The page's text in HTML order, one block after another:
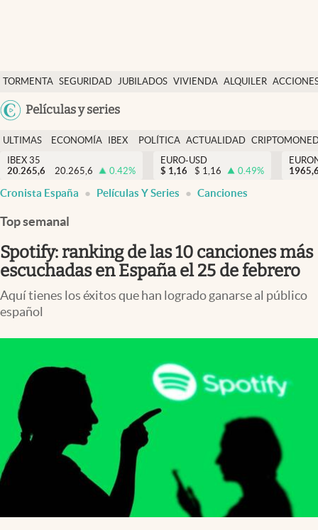
TORMENTA SEGURIDAD JUBILADOS VIVIENDA ALQUILER
USA
Películas y series
Economía y finanzas
Política
Actualidad
Criptomonedas
España
ULTIMAS
NOTICIAS
ECONOMÍA
FINANZAS
IBEX
EURO
POLÍTICA ACTUALIDAD
IBEX 35
20.265,6
20.265,6 0.42%
EURO-USD
$ 1,16 $ 1,16 0.49%
Cronista España Películas Y Series Canciones
Top semanal
Spotify: ranking de las 10 canciones más
escuchadas en España el 25 de febrero
Aquí tienes los éxitos que han logrado ganarse al público
español